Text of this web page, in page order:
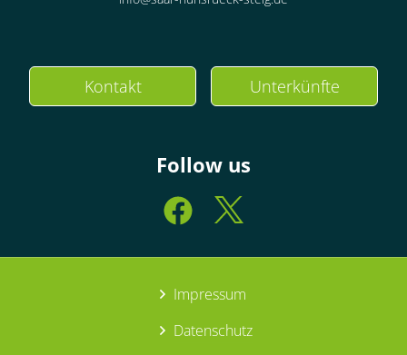
Kontakt Unterkünfte
Follow us
Impressum
Datenschutz